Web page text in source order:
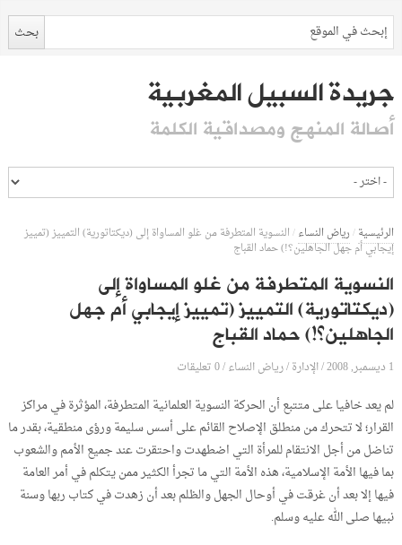
جريدة السبيل المغربية
أصالة المنهج ومصداقية الكلمة
الرئيسية/رياض النساء/النسوية المتطرفة من غلو المساواة إلى (ديكتاتورية) التمييز (تمييز
إيجابي أم جهل الجاهلين؟!) حماد القباج
النسوية المتطرفة من غلو المساواة إلى
(ديكتاتورية) التمييز (تمييز إيجابي أم جهل
الجاهلين؟!) حماد القباج
1 ديسمبر, 2008 /الإدارة/رياض النساء/0 تعليقات
لم يعد خافيا على متتبع أن الحركة النسوية العلمانية المتطرفة، المؤثرة في مراكز
القرار؛ لا تتحرك من منطلق الإصلاح القائم على أسس سليمة ورؤى منطقية، بقدر ما
تناضل من أجل الانتقام للمرأة التي اضطهدت واحتقرت عند جميع الأمم والشعوب
بما فيها الأمة الإسلامية، هذه الأمة التي ما تجرأ الكثير ممن يتكلم في أمر العامة
فيها إلا بعد أن غرقت في أوحال الجهل والظلم بعد أن زهدت في كتاب ربها وسنة
نبيها صلى الله عليه وسلم.